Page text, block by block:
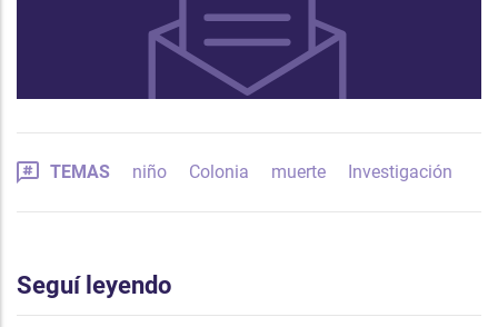
TEMAS niño Colonia muerte Investigación
Seguí leyendo